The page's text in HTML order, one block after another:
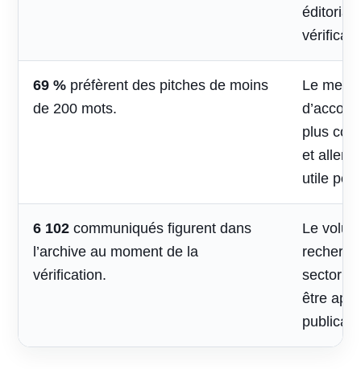
69 % préfèrent des pitches de moins
de 200 mots.
Le
plus
et aller
utile
6 102 communiqués figurent dans
l’archive au moment de la
vérification.
Le
être